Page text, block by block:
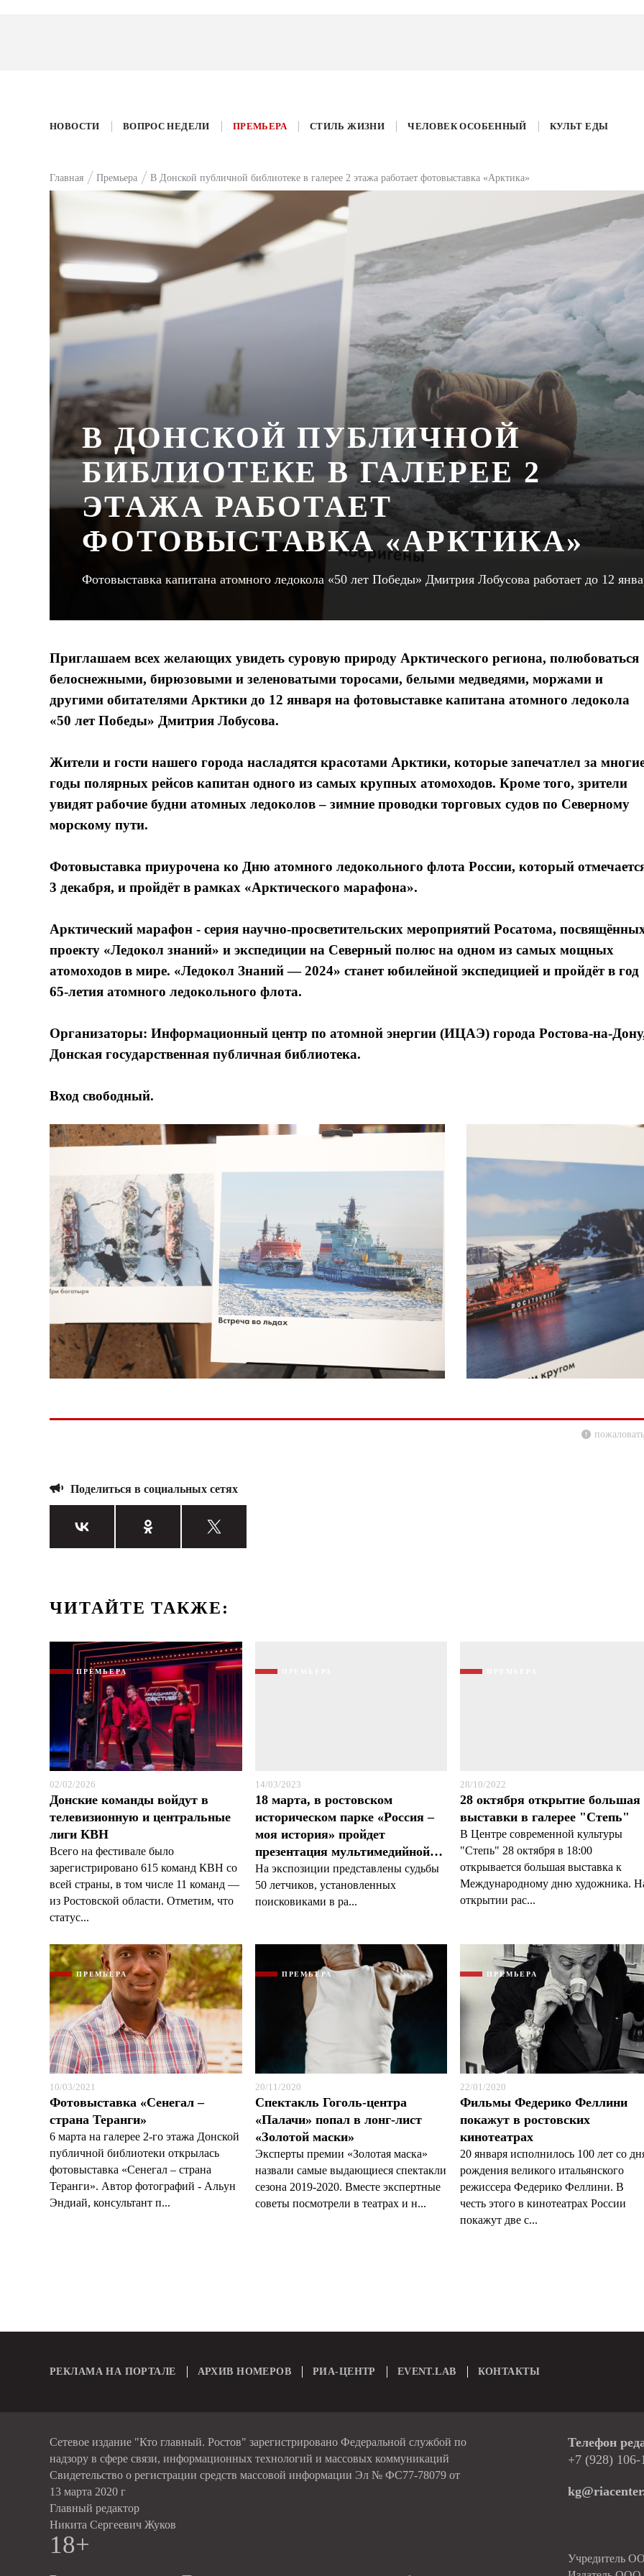
НОВОСТИ ВОПРОС НЕДЕЛИ ПРЕМЬЕРА СТИЛЬ ЖИЗНИ ЧЕЛОВЕК ОСОБЕННЫЙ КУЛЬТ ЕДЫ
Главная Премьера В Донской публичной библиотеке в галерее 2 этажа работает фотовыставка «Арктика»
В ДОНСКОЙ ПУБЛИЧНОЙ
БИБЛИОТЕКЕ В ГАЛЕРЕЕ 2
ЭТАЖА РАБОТАЕТ
ФОТОВЫСТАВКА «АРКТИКА»
Фотовыставка капитана атомного ледокола «50 лет Победы» Дмитрия Лобусова работает до 12
Приглашаем всех желающих увидеть суровую природу Арктического региона, полюбоваться
белоснежными, бирюзовыми и зеленоватыми торосами, белыми медведями, моржами и
другими обитателями Арктики до 12 января на фотовыставке капитана атомного ледокола
«50 лет Победы» Дмитрия Лобусова.
Жители и гости нашего города насладятся красотами Арктики, которые запечатлел за
годы полярных рейсов капитан одного из самых крупных атомоходов. Кроме того, зрители
увидят рабочие будни атомных ледоколов – зимние проводки торговых судов по Северному
морскому пути.
Фотовыставка приурочена ко Дню атомного ледокольного флота России, который
3 декабря, и пройдёт в рамках «Арктического марафона».
Арктический марафон - серия научно-просветительских мероприятий Росатома,
проекту «Ледокол знаний» и экспедиции на Северный полюс на одном из самых мощных
атомоходов в мире. «Ледокол Знаний — 2024» станет юбилейной экспедицией и пройдёт в год
65-летия атомного ледокольного флота.
Организаторы: Информационный центр по атомной энергии (ИЦАЭ) города Ростова-на-
Донская государственная публичная библиотека.
Вход свободный.
Поделиться в социальных сетях
ЧИТАЙТЕ ТАКЖЕ:
ПРЕМЬЕРА
02/02/2026
Донские команды войдут в
телевизионную и центральные
лиги КВН
Всего на фестивале было
зарегистрировано 615 команд КВН со
всей страны, в том числе 11 команд —
из Ростовской области. Отметим, что
статус...
14/03/2023
18 марта, в ростовском
историческом парке «Россия –
моя история» пройдет
презентация мультимедийной…
На экспозиции представлены судьбы
50 летчиков, установленных
поисковиками в ра...
28/10/2022
28 октября открытие большая
выставки в галерее "Степь"
В Центре современной культуры
"Степь" 28 октября в 18:00
открывается большая выставка к
Международному дню художника.
открытии рас...
ПРЕМЬЕРА
10/03/2021
Фотовыставка «Сенегал –
страна Теранги»
6 марта на галерее 2-го этажа Донской
публичной библиотеки открылась
фотовыставка «Сенегал – страна
Теранги». Автор фотографий - Альун
Эндиай, консультант п...
ПРЕМЬЕРА
20/11/2020
Спектакль Гоголь-центра
«Палачи» попал в лонг-лист
«Золотой маски»
Эксперты премии «Золотая маска»
назвали самые выдающиеся спектакли
сезона 2019-2020. Вместе экспертные
советы посмотрели в театрах и н...
ПРЕМЬЕРА
22/01/2020
Фильмы Федерико Феллини
покажут в ростовских
кинотеатрах
20 января исполнилось 100 лет со
рождения великого итальянского
режиссера Федерико Феллини. В
честь этого в кинотеатрах России
покажут две с...
РЕКЛАМА НА ПОРТАЛЕ АРХИВ НОМЕРОВ РИА-ЦЕНТР EVENT.LAB КОНТАКТЫ
Сетевое издание "Кто главный. Ростов" зарегистрировано Федеральной службой по
надзору в сфере связи, информационных технологий и массовых коммуникаций
Свидетельство о регистрации средств массовой информации Эл № ФС77-78079 от
13 марта 2020 г
Главный редактор
Никита Сергеевич Жуков
18+
Телефон
+7 (928) 106-
Учредитель